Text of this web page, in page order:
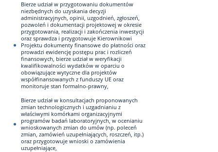
Bierze udział w przygotowaniu dokumentów
niezbędnych do uzyskania decyzji
administracyjnych, opinii, uzgodnień, zgłoszeń,
pozwoleń i dokumentacji projektowej w okresie
przygotowania, realizacji i zakończenia inwestycji
oraz sprawdza i przygotowuje Kierownikowi
Projektu dokumenty finansowe do płatności oraz
prowadzi ewidencję postępu prac i rozliczeń
finansowych, bierze udział w weryfikacji
kwalifikowalności wydatków w oparciu o
obowiązujące wytyczne dla projektów
współfinansowanych z funduszy UE oraz
monitoruje stan formalno-prawny,
Bierze udział w konsultacjach proponowanych
zmian technologicznych i uzgadnianiu z
właściwymi komórkami organizacyjnymi
programów badań laboratoryjnych, w ocenianiu
wnioskowanych zmian do umów (np. poleceń
zmian, zamówień uzupełniających, roszczeń, itp.)
oraz przygotowuje wnioski o zamówienia
uzupełniające,